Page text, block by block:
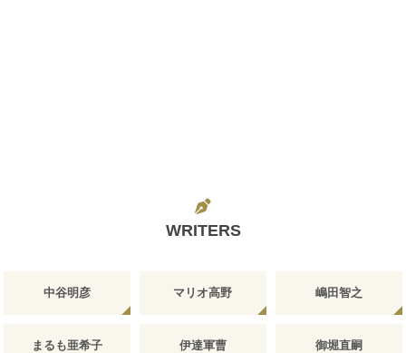
WRITERS
中谷明彦 マリオ高野 嶋田智之
まるも亜希子 伊達軍曹 御堀直嗣